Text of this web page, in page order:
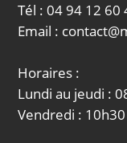
Tél : 04 94 12 60
Email :
Horaires :
Lundi au jeudi :
Vendredi :